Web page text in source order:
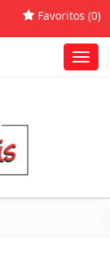
Favoritos (0)